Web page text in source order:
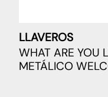
LLAVEROS
WHAT ARE YOU
METÁLICO